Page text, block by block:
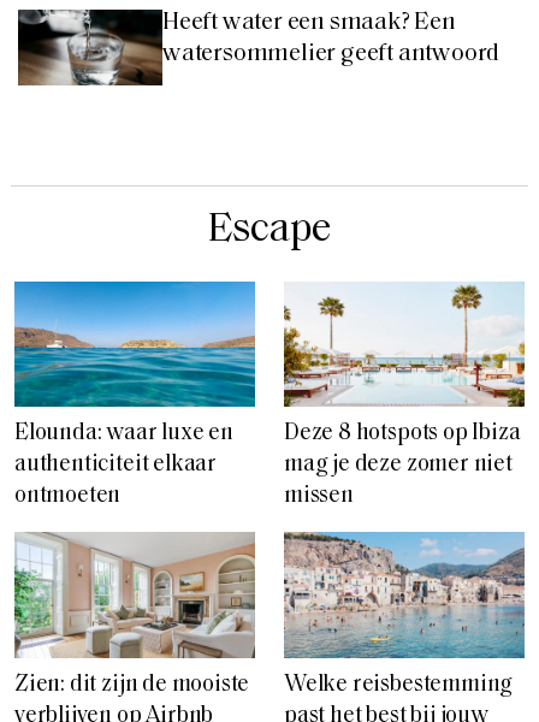
Heeft water een smaak? Een
watersommelier geeft antwoord
Escape
Elounda: waar luxe en
authenticiteit elkaar
ontmoeten
Deze 8 hotspots op Ibiza
mag je deze zomer niet
missen
Zien: dit zijn de mooiste
verblijven op Airbnb
Welke reisbestemming
past het best bij jouw